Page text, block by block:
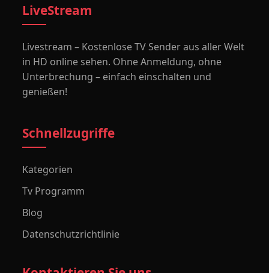
LiveStream
Livestream – Kostenlose TV Sender aus aller Welt
in HD online sehen. Ohne Anmeldung, ohne
Unterbrechung – einfach einschalten und
genießen!
Schnellzugriffe
Kategorien
Tv Programm
Blog
Datenschutzrichtlinie